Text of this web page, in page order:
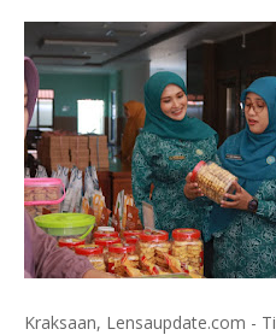
Kraksaan, Lensaupdate.com -